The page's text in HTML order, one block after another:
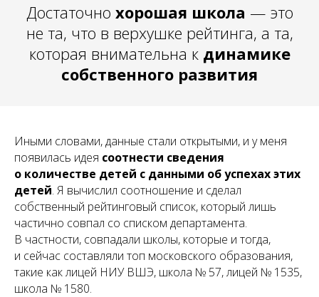
Достаточно хорошая школа — это
не та, что в верхушке рейтинга, а та,
которая внимательна к динамике
собственного развития
Иными словами, данные стали открытыми, и у меня
появилась идея соотнести сведения
о количестве детей с данными об успехах этих
детей. Я вычислил соотношение и сделал
собственный рейтинговый список, который лишь
частично совпал со списком департамента.
В частности, совпадали школы, которые и тогда,
и сейчас составляли топ московского образования,
такие как лицей НИУ ВШЭ, школа № 57, лицей № 1535,
школа № 1580.